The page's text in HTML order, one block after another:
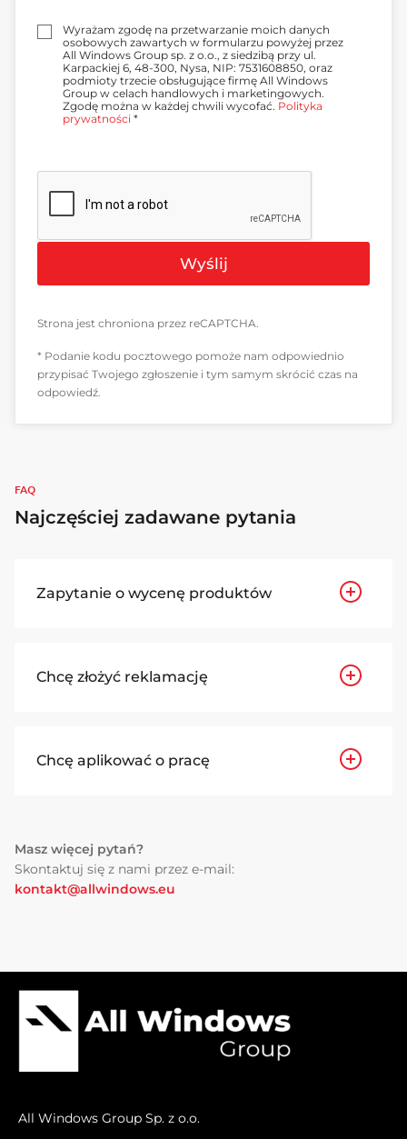
Wyrażam zgodę na przetwarzanie moich danych
osobowych zawartych w formularzu powyżej przez
All Windows Group sp. z o.o., z siedzibą przy ul.
Karpackiej 6, 48-300, Nysa, NIP: 7531608850, oraz
podmioty trzecie obsługujące firmę All Windows
Group w celach handlowych i marketingowych.
Zgodę można w każdej chwili wycofać. Polityka
prywatności *
Wyślij
Strona jest chroniona przez reCAPTCHA.
* Podanie kodu pocztowego pomoże nam odpowiednio
przypisać Twojego zgłoszenie i tym samym skrócić czas na
odpowiedź.
FAQ
Najczęściej zadawane pytania
Zapytanie o wycenę produktów
Chcę złożyć reklamację
Chcę aplikować o pracę
Masz więcej pytań?
Skontaktuj się z nami przez e-mail:
kontakt@allwindows.eu
All Windows Group Sp. z o.o.